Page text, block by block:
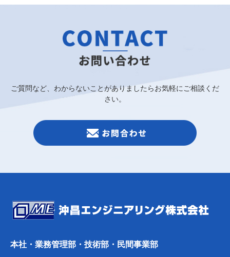
ご質問など、わからないことがありましたらお気軽にご相談くだ
さい。
本社・業務管理部・技術部・民間事業部